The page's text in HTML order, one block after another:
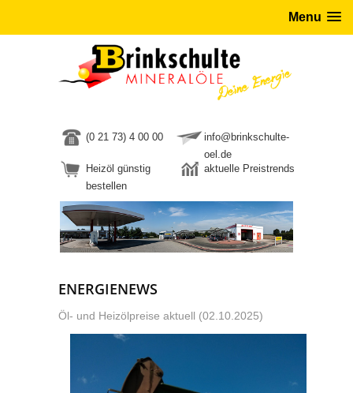
Menu
(0 21 73) 4 00 00
info@brinkschulte-
oel.de
Heizöl günstig
bestellen
aktuelle Preistrends
ENERGIENEWS
Öl- und Heizölpreise aktuell (02.10.2025)